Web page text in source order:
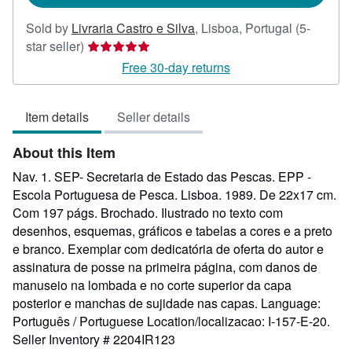
Sold by Livraria Castro e Silva, Lisboa, Portugal (5-
star seller) Seller
5
of
5
stars
Free 30-day returns
Item details Seller details
About this Item
Nav. 1. SEP- Secretaria de Estado das Pescas. EPP -
Escola Portuguesa de Pesca. Lisboa. 1989. De 22x17 cm.
Com 197 págs. Brochado. Ilustrado no texto com
desenhos, esquemas, gráficos e tabelas a cores e a preto
e branco. Exemplar com dedicatória de oferta do autor e
assinatura de posse na primeira página, com danos de
manuseio na lombada e no corte superior da capa
posterior e manchas de sujidade nas capas. Language:
Português / Portuguese Location/localizacao: I-157-E-20.
Seller Inventory # 2204IR123